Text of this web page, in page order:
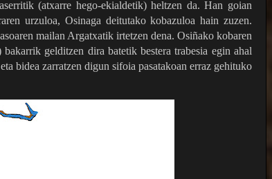
(atxarre hego-ekialdetik) heltzen da. Han goian
urzuloa, Osinaga deitutako kobazuloa hain zuzen.
mailan Argatxatik irtetzen dena. Osiñako kobaren
gelditzen dira batetik bestera trabesia egin ahal
bidea zarratzen digun sifoia pasatakoan erraz gehituko